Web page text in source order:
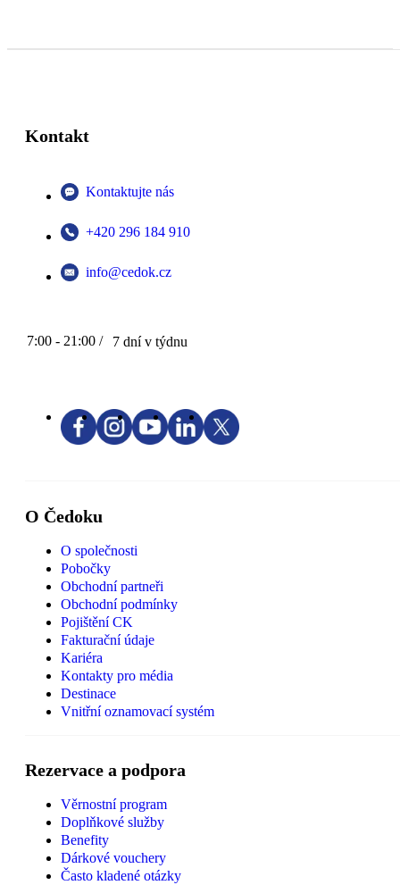
Kontakt
Kontaktujte nás
+420 296 184 910
info@cedok.cz
7:00 - 21:00 / 7 dní v týdnu
O Čedoku
O společnosti
Pobočky
Obchodní partneři
Obchodní podmínky
Pojištění CK
Fakturační údaje
Kariéra
Kontakty pro média
Destinace
Vnitřní oznamovací systém
Rezervace a podpora
Věrnostní program
Doplňkové služby
Benefity
Dárkové vouchery
Často kladené otázky